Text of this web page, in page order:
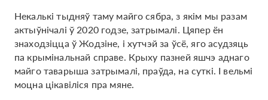
Некалькі тыдняў таму майго сябра, з якім мы разам
актыўнічалі ў 2020 годзе, затрымалі. Цяпер ён
знаходзіцца ў Жодзіне, і хутчэй за ўсё, яго асудзяць
па крымінальнай справе. Крыху пазней яшчэ аднаго
майго таварыша затрымалі, праўда, на суткі. І вельмі
моцна цікавіліся пра мяне.